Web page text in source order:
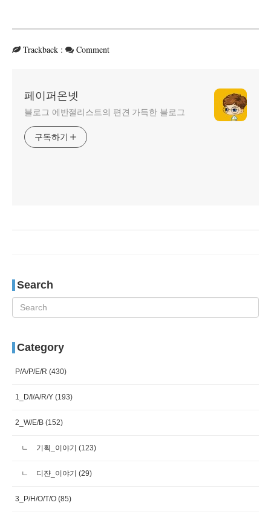
Trackback : Comment
페이퍼온넷
블로그 에반절리스트의 편견 가득한 블로그
구독하기
Search
Category
P/A/P/E/R (430)
1_D/I/A/R/Y (193)
2_W/E/B (152)
기획_이야기 (123)
디쟌_이야기 (29)
3_P/H/O/T/O (85)